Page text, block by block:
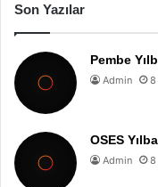
Son Yazılar
Pembe
Admin 8
OSES
Admin 8